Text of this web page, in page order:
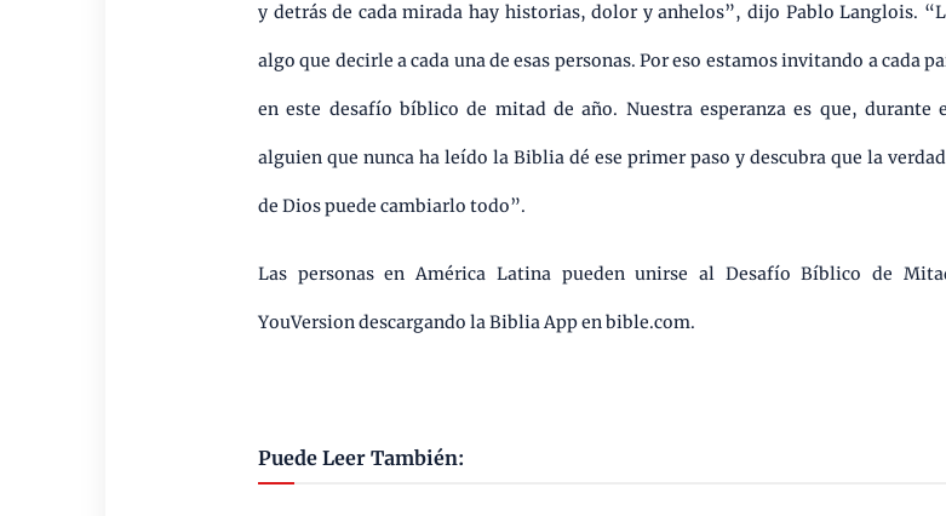
y detrás de cada mirada hay historias, dolor y anhelos”, dijo Pablo Langlois.
algo que decirle a cada una de esas personas. Por eso estamos invitando a cada
en este desafío bíblico de mitad de año. Nuestra esperanza es que, durante
alguien que nunca ha leído la Biblia dé ese primer paso y descubra que la
de Dios puede cambiarlo todo”.
Las personas en América Latina pueden unirse al Desafío Bíblico de
YouVersion descargando la Biblia App en bible.com.
Puede Leer También: